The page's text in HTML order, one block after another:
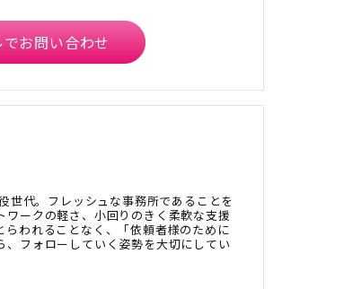
お問い合わせ
世代。フレッシュな事務所であることを
ークの軽さ、小回りのきく柔軟な支援
われることなく、「依頼者様のために
フォローしていく姿勢を大切にしてい